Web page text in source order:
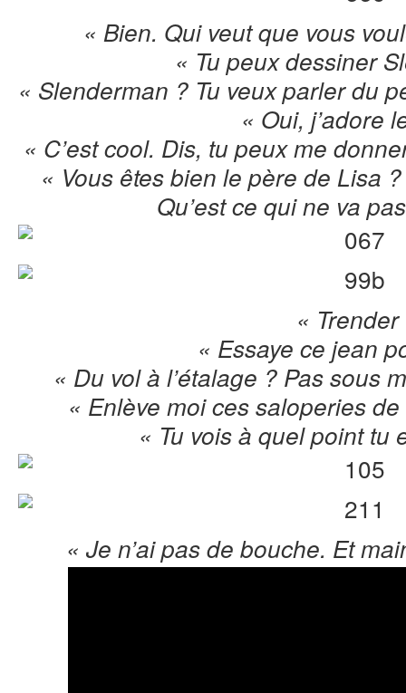
« Bien. Qui veut que vous
« Tu peux dessiner
« Slenderman ? Tu veux parler du
« Oui, j’adore
« C’est cool. Dis, tu peux me
« Vous êtes bien le père de Lisa
Qu’est ce qui ne va
« Trender
« Essaye ce jean
« Du vol à l’étalage ? Pas sous
« Enlève moi ces saloperies
« Tu vois à quel point tu
« Je n’ai pas de bouche. Et